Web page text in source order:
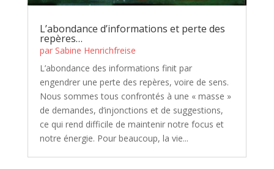
L’abondance d’informations et perte des
repères…
par Sabine Henrichfreise
L’abondance des informations finit par
engendrer une perte des repères, voire de sens.
Nous sommes tous confrontés à une « masse »
de demandes, d’injonctions et de suggestions,
ce qui rend difficile de maintenir notre focus et
notre énergie. Pour beaucoup, la vie...